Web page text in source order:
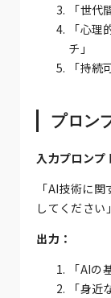
「世
「心
チ」
「持続
プロン
入力プロンプ
「AI技術に
してください」
出力：
「AIの
「身